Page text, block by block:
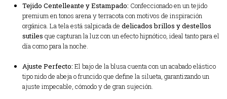
Tejido Centelleante y Estampado: Confeccionado en un tejido
premium en tonos arena y terracota con motivos de inspiración
orgánica. La tela está salpicada de delicados brillos y destellos
sutiles que capturan la luz con un efecto hipnótico, ideal tanto para el
día como para la noche.
Ajuste Perfecto: El bajo de la blusa cuenta con un acabado elástico
tipo nido de abeja o fruncido que define la silueta, garantizando un
ajuste impecable, cómodo y de gran sujeción.